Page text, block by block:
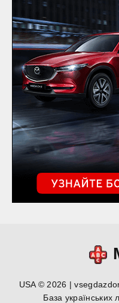
USA © 2026 |
База українських